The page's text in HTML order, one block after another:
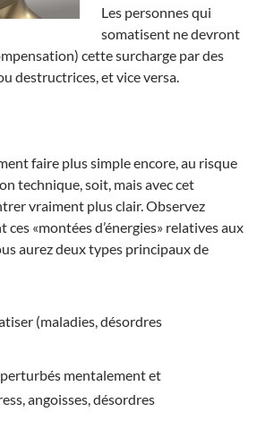
Les personnes qui
somatisent ne devront
cette surcharge par des
destructrices, et vice versa.
faire plus simple encore, au risque
technique, soit, mais avec cet
vraiment plus clair. Observez
«montées d’énergies» relatives aux
aurez deux types principaux de
(maladies, désordres
mentalement et
angoisses, désordres